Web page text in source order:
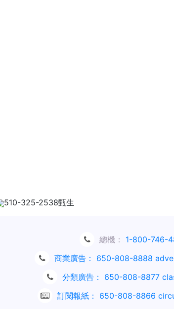
510-325-2538甄生
總機： 1-800-746-
商業廣告：
650-808-8888
分類廣告：
650-808-8877
訂閱報紙：
650-808-8866